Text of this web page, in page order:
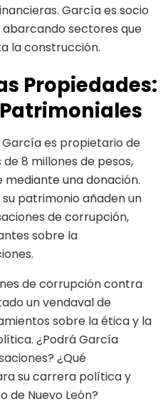
García es socio
abarcando sectores que
la construcción.
Propiedades:
García es propietario de
8 millones de pesos,
una donación.
patrimonio añaden un
de corrupción,
sobre la
de corrupción contra
un vendaval de
sobre la ética y la
¿Podrá García
¿Qué
su carrera política y
de Nuevo León?